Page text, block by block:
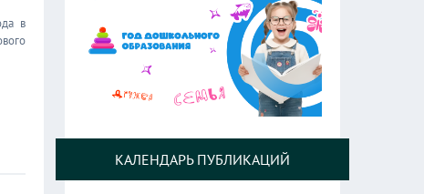
в
КАЛЕНДАРЬ ПУБЛИКАЦИЙ